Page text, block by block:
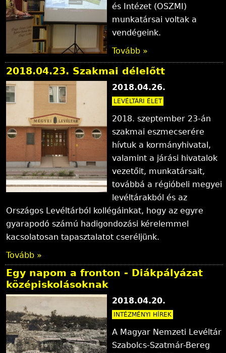
és Intézet (OSZMI)
munkatársai voltak a
vendégeink.
Tovább »
2018.04.23. Szakmai délelőtt
2018.04.26.
LEVÉLTÁRI ÉLET
2018. szeptember 23-án
szakmai eszmecserére
hívtuk a kormányhivatal,
valamint a járási hivatalok
vezetőit, munkatársait,
továbbá a régióbeli megyei
levéltárakból és az
Országos Levéltárból kollégáinkat, hogy az egyre
gyarapodó számú hadigondozási kérelemmel
kacsolatosan tapasztalatot cseréljünk.
Tovább »
Egy napom a fronton - Diákpályázat
középiskolásoknak
2018.04.20.
INTÉZMÉNYI HÍREK
A Magyar Nemzeti Levéltár
Szabolcs-Szatmár-Bereg